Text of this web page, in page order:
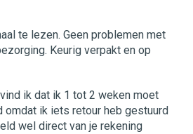
te lezen. Geen problemen met
Keurig verpakt en op
ik dat ik 1 tot 2 weken moet
omdat ik iets retour heb gestuurd
wel direct van je rekening